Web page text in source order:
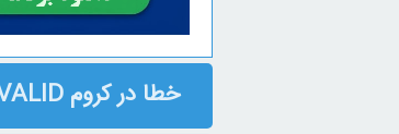
خطا در کروم NETERRCERTAUTHORITYINVALID